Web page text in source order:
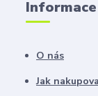
O nás
Jak